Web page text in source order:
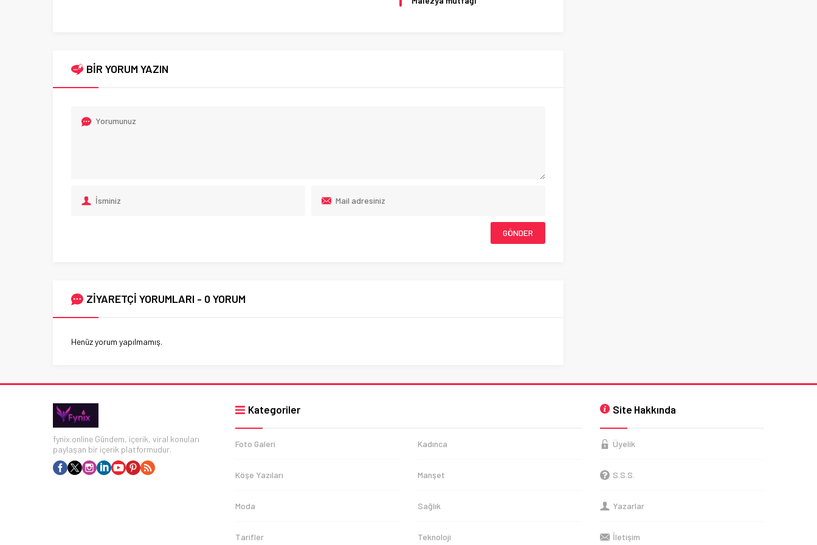
BİR YORUM YAZIN
ZİYARETÇİ YORUMLARI - 0 YORUM
Henüz yorum yapılmamış.
fynix.online Gündem, içerik, viral konuları
paylaşan bir içerik platformudur.
Kategoriler
Foto Galeri Kadınca
Köşe Yazıları Manşet
Moda Sağlık
Tarifler Teknoloji
Site Hakkında
Üyelik
S.S.S.
Yazarlar
İletişim